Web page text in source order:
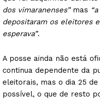
dos vimaranenses”mas
depositaram os eleitores
esperava”.
A posse ainda não está
continua dependente da
eleitorais, mas o dia 25
possível, o que de resto